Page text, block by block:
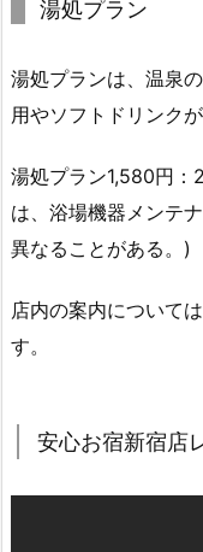
湯処プラン
湯処プランは、温泉
用やソフトドリンク
湯処プラン1,580円
は、浴場機器メンテ
異なることがある。)
店内の案内について
す。
安心お宿新宿店